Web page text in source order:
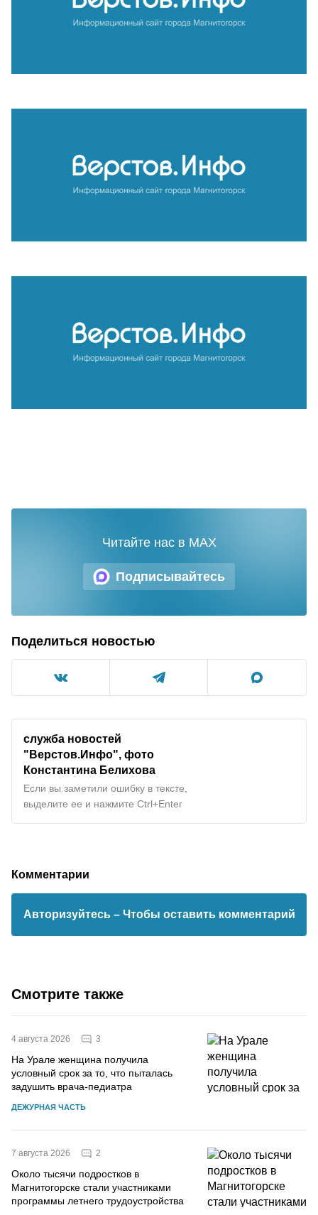
Подписывайтесь
Читайте нас в MAX
Поделиться новостью
служба новостей
" Верстов.Инфо", фото
Константина Белихова
Если вы заметили ошибку в тексте,
выделите ее и нажмите Ctrl+Enter
Комментарии
Авторизуйтесь – Чтобы оставить комментарий
Смотрите также
4 августа 2026 3
На Урале женщина получила
условный срок за то, что пыталась
задушить врача-педиатра
ДЕЖУРНАЯ ЧАСТЬ
7 августа 2026 2
Около тысячи подростков в
Магнитогорске стали участниками
программы летнего трудоустройства